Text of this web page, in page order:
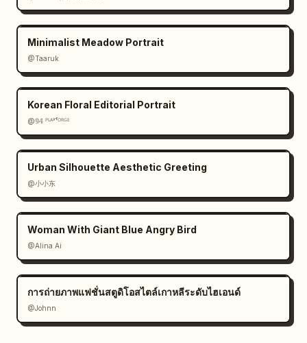
Minimalist Meadow Portrait
@Taaruk
Korean Floral Editorial Portrait
@𝟡𝟜 ᴾᴸᴬʸᶠᴼᴿᴳᴱ
Urban Silhouette Aesthetic Greeting
@小小东
Woman With Giant Blue Angry Bird
@Alina Ai
การถ่ายภาพแฟชั่นสตูดิโอสไตล์เกาหลีระดับไฮเอนด์
@Johnn